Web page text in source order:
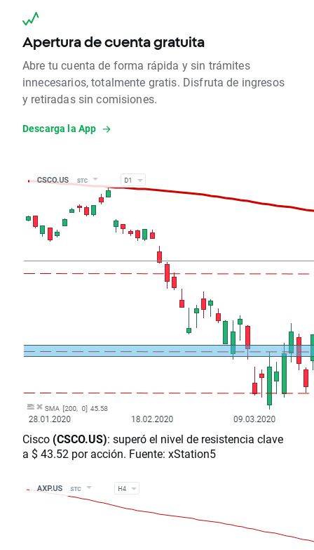
Apertura de cuenta gratuita
Abre tu cuenta de forma rápida y sin trámites
innecesarios, totalmente gratis. Disfruta de ingresos
y retiradas sin comisiones.
Descarga la App
Cisco (CSCO.US): superó el nivel de resistencia clave
a $ 43.52 por acción. Fuente: xStation5